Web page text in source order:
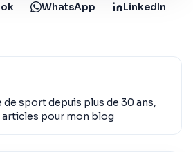
WhatsApp
LinkedIn
de sport depuis plus de 30 ans,
articles pour mon blog